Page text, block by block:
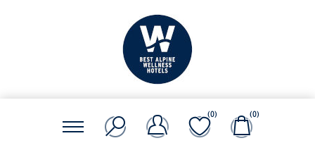
(0) (0)